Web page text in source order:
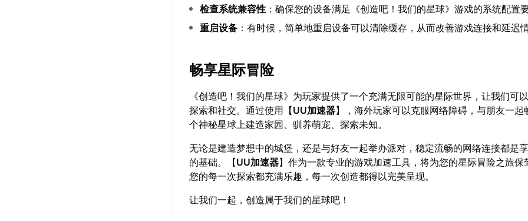
检查系统兼容性 ：确保您的设备满足《创造吧！我们的星球》游戏的系统配置
重启设备 ：有时候，简单地重启设备可以清除缓存，从而改善游戏连接和延迟
畅享星际冒险
《创造吧！我们的星球》为玩家提供了一个充满无限可能的星际世界，让我们可
探索和社交。通过使用【UU加速器】，海外玩家可以克服网络障碍，与朋友一起
个神秘星球上建造家园、驯养萌宠、探索未知。
无论是建造梦想中的城堡，还是与好友一起举办派对，稳定流畅的网络连接都是
的基础。【UU加速器】作为一款专业的游戏加速工具，将为您的星际冒险之旅保
您的每一次探索都充满乐趣，每一次创造都得以完美呈现。
让我们一起，创造属于我们的星球吧！